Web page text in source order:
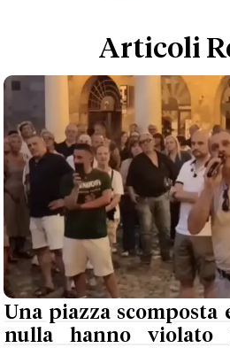
Articoli
Una piazza
nulla hanno violato